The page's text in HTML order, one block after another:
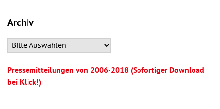
Archiv
Pressemitteilungen von 2006-2018 (Sofortiger Download
bei Klick!)